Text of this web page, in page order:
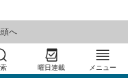
へ
曜日連載 メニュー